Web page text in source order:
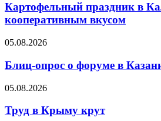
Картофельный праздник в
кооперативным вкусом
05.08.2026
Блиц-опрос о форуме в
05.08.2026
Труд в Крыму крут